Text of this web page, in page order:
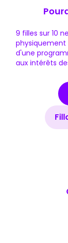
9 filles sur 10
physiquement
d'une
aux intérêts